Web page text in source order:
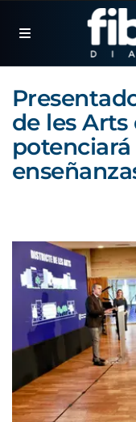
de les Arts
potenciará